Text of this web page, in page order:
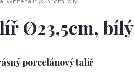
Ø23,5cm, bílý
porcelánový talíř